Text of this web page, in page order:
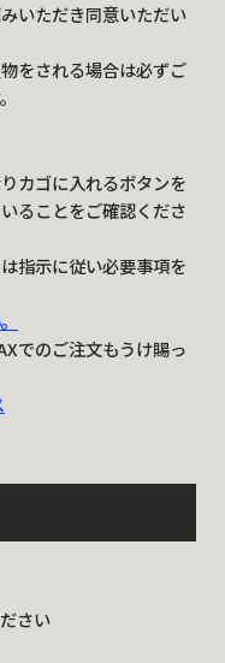
いただき同意いただい
をされる場合は必ずご
カゴに入れるボタンを
ることをご確認くださ
指示に従い必要事項を
でのご注文もうけ賜っ
さい